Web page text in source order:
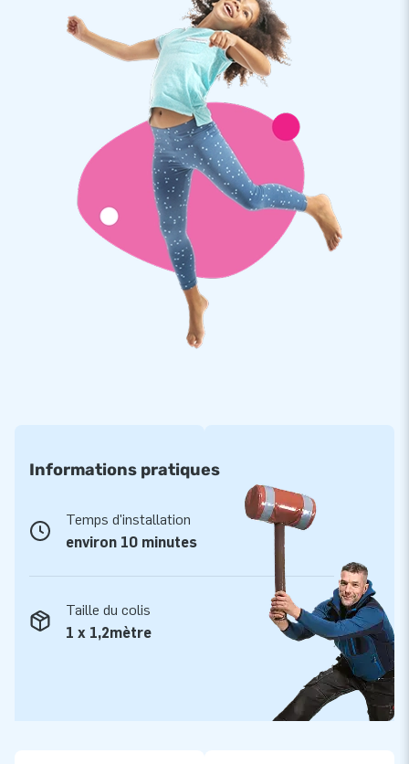
Informations pratiques
Temps d'installation
environ 10 minutes
Taille du colis
1 x 1,2mètre